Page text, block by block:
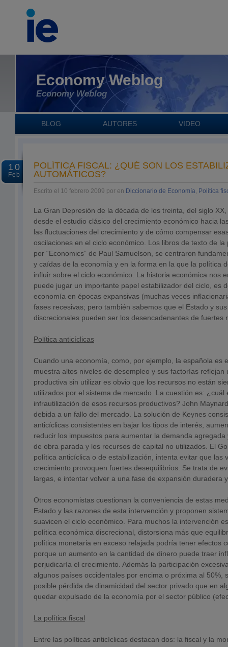
Economy Weblog
Economy Weblog
BLOG AUTORES VIDEO
10
Feb
POLÍTICA FISCAL: ¿QUÉ SON LOS
AUTOMÁTICOS?
Escrito el 10 febrero 2009 por en Diccionario de Economía, Política
La Gran Depresión de la década de los treinta, del siglo
desde el estudio clásico del crecimiento económico hacia
las fluctuaciones del crecimiento y de cómo compensar
oscilaciones en el ciclo económico. Los libros de texto de
por “Economics” de Paul Samuelson, se centraron
y caídas de la economía y en la forma en la que la política
influir sobre el ciclo económico. La historia económica nos
puede jugar un importante papel estabilizador del ciclo, es
economía en épocas expansivas (muchas veces
fases recesivas; pero también sabemos que el Estado y
discrecionales pueden ser los desencadenantes de fuertes
Política anticíclicas
Cuando una economía, como, por ejemplo, la española es
muestra altos niveles de desempleo y sus factorías reflejan
productiva sin utilizar es obvio que los recursos no están
utilizados por el sistema de mercado. La cuestión es: ¿cuál
infrautilización de esos recursos productivos? John
debida a un fallo del mercado. La solución de Keynes
anticíclicas consistentes en bajar los tipos de interés,
reducir los impuestos para aumentar la demanda
de obra parada y los recursos de capital no utilizados. El
política anticíclica o de estabilización, intenta evitar que las
crecimiento provoquen fuertes desequilibrios. Se trata de
largas, e intentar volver a una fase de expansión duradera
Otros economistas cuestionan la conveniencia de estas
Estado y las razones de esta intervención y proponen
suavicen el ciclo económico. Para muchos la intervención
política económica discrecional, distorsiona más que
política monetaria en exceso relajada podría tener efectos
porque un aumento en la cantidad de dinero puede traer
perjudicaría el crecimiento. Además la participación
algunos países occidentales por encima o próxima al 50%,
posible pérdida de dinamicidad del sector privado que en
quedar expulsado de la economía por el sector público
La política fiscal
Entre las políticas anticíclicas destacan dos: la fiscal y la